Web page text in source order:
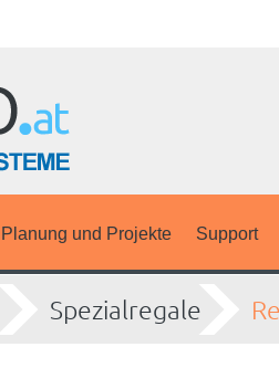
Planung und Projekte Support
Spezialregale